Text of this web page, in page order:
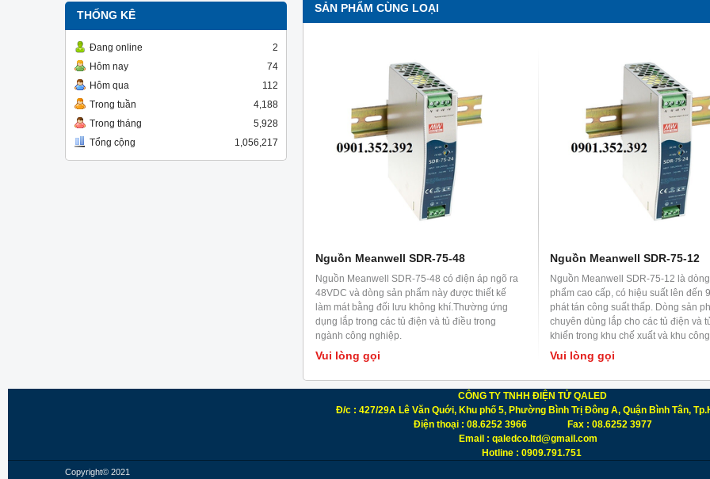
THỐNG KÊ
Đang online
2
Hôm nay
74
Hôm qua
112
Trong tuần
4,188
Trong tháng
5,928
Tổng cộng
1,056,217
SẢN PHẨM CÙNG LOẠI
Nguồn Meanwell SDR-75-48
Nguồn Meanwell SDR-75-48 có điện áp ngõ ra
48VDC và dòng sản phẩm này được thiết kế
làm mát bằng đối lưu không khí.Thường ứng
dụng lắp trong các tủ điện và tủ điều trong
ngành công nghiệp.
Vui lòng gọi
Nguồn Meanwell SDR-75-12
Nguồn Meanwell SDR-75-12 là
phẩm cao cấp, có hiệu suất lên đến
phát tán công suất thấp. Dòng sản
chuyên dùng lắp cho các tủ điện và
khiển trong khu chế xuất và khu
Vui lòng gọi
CÔNG TY TNHH ĐIỆN TỬ QALED
Đ/c : 427/29A Lê Văn Quới, Khu phố 5, Phường Bình Trị Đông A, Quận Bình Tân,
Điện thoại : 08.6252 3966 Fax : 08.6252 3977
Email : qaledco.ltd@gmail.com
Hotline : 0909.791.751
Copyright© 2021